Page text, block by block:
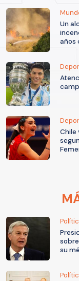
Un
años
Chile
su